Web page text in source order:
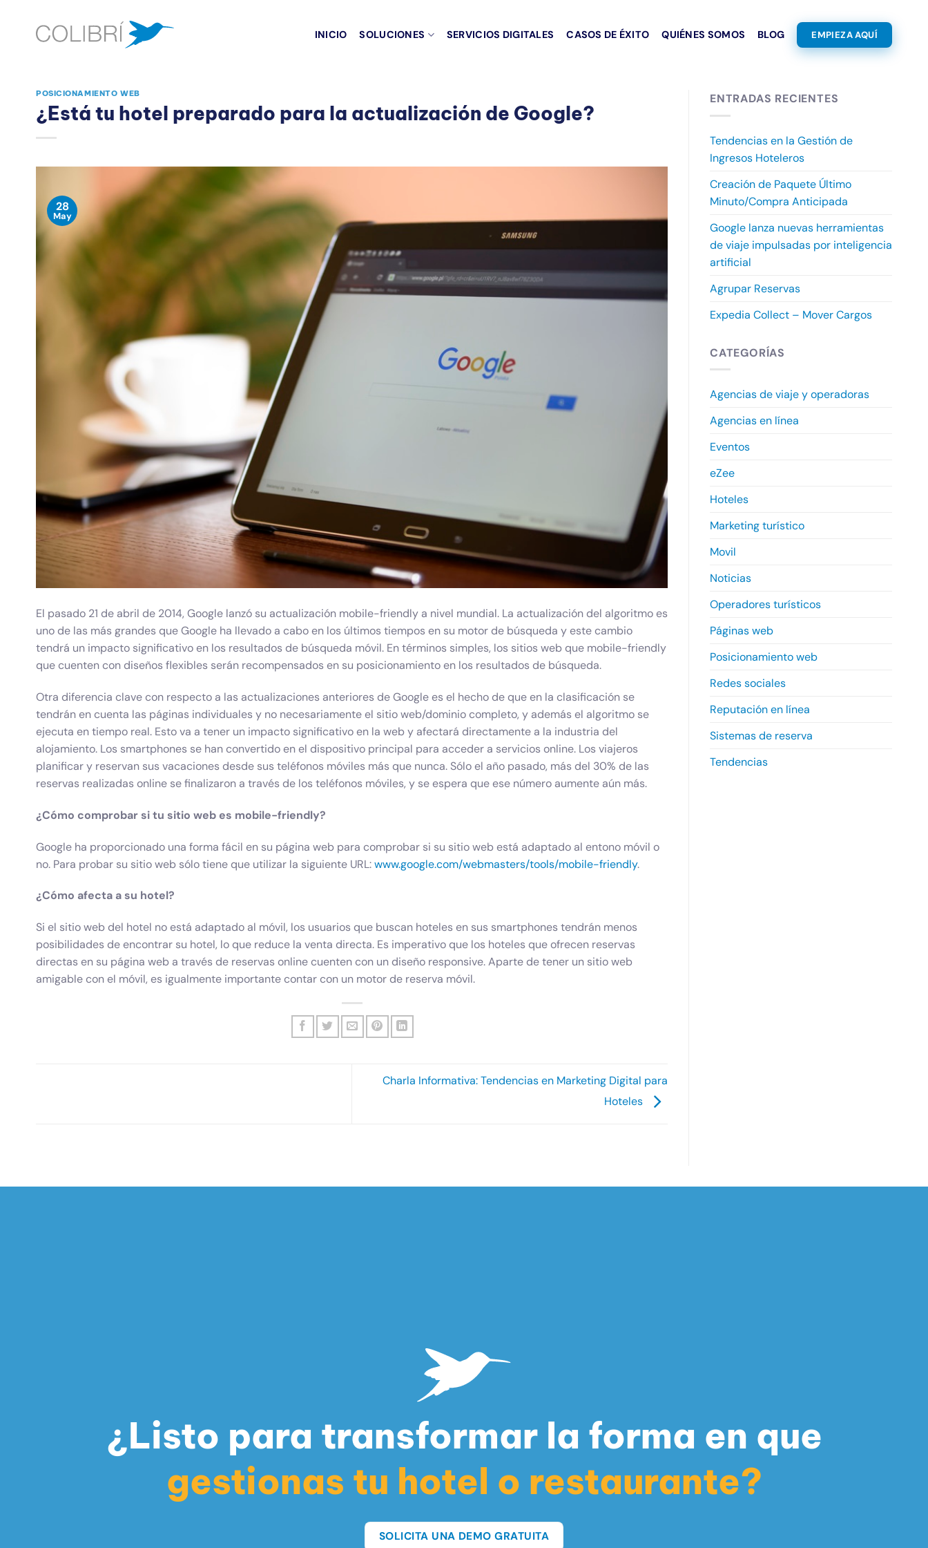
contenido
INICIO SOLUCIONES SERVICIOS DIGITALES CASOS DE ÉXITO QUIÉNES SOMOS BLOG EMPIEZA AQUÍ
POSICIONAMIENTO WEB
¿Está tu hotel preparado para la actualización de Google?
28
May
El pasado 21 de abril de 2014, Google lanzó su actualización mobile-friendly a nivel mundial. La actualización del algoritmo es
uno de las más grandes que Google ha llevado a cabo en los últimos tiempos en su motor de búsqueda y este cambio
tendrá un impacto significativo en los resultados de búsqueda móvil. En términos simples, los sitios web que mobile-friendly
que cuenten con diseños flexibles serán recompensados en su posicionamiento en los resultados de búsqueda.
Otra diferencia clave con respecto a las actualizaciones anteriores de Google es el hecho de que en la clasificación se
tendrán en cuenta las páginas individuales y no necesariamente el sitio web/dominio completo, y además el algoritmo se
ejecuta en tiempo real. Esto va a tener un impacto significativo en la web y afectará directamente a la industria del
alojamiento. Los smartphones se han convertido en el dispositivo principal para acceder a servicios online. Los viajeros
planificar y reservan sus vacaciones desde sus teléfonos móviles más que nunca. Sólo el año pasado, más del 30% de las
reservas realizadas online se finalizaron a través de los teléfonos móviles, y se espera que ese número aumente aún más.
¿Cómo comprobar si tu sitio web es mobile-friendly?
Google ha proporcionado una forma fácil en su página web para comprobar si su sitio web está adaptado al entono móvil o
no. Para probar su sitio web sólo tiene que utilizar la siguiente URL:www.google.com/webmasters/tools/mobile-friendly.
¿Cómo afecta a su hotel?
Si el sitio web del hotel no está adaptado al móvil, los usuarios que buscan hoteles en sus smartphones tendrán menos
posibilidades de encontrar su hotel, lo que reduce la venta directa. Es imperativo que los hoteles que ofrecen reservas
directas en su página web a través de reservas online cuenten con un diseño responsive. Aparte de tener un sitio web
amigable con el móvil, es igualmente importante contar con un motor de reserva móvil.
Charla Informativa: Tendencias en Marketing Digital para
Hoteles
ENTRADAS RECIENTES
Tendencias en la Gestión de
Ingresos Hoteleros
Creación de Paquete Último
Minuto/Compra Anticipada
Google lanza nuevas herramientas
de viaje impulsadas por inteligencia
artificial
Agrupar Reservas
Expedia Collect – Mover Cargos
CATEGORÍAS
Agencias de viaje y operadoras
Agencias en línea
Eventos
eZee
Hoteles
Marketing turístico
Movil
Noticias
Operadores turísticos
Páginas web
Posicionamiento web
Redes sociales
Reputación en línea
Sistemas de reserva
Tendencias
¿Listo para transformar la forma en que
gestionas tu hotel o restaurante?
SOLICITA UNA DEMO GRATUITA